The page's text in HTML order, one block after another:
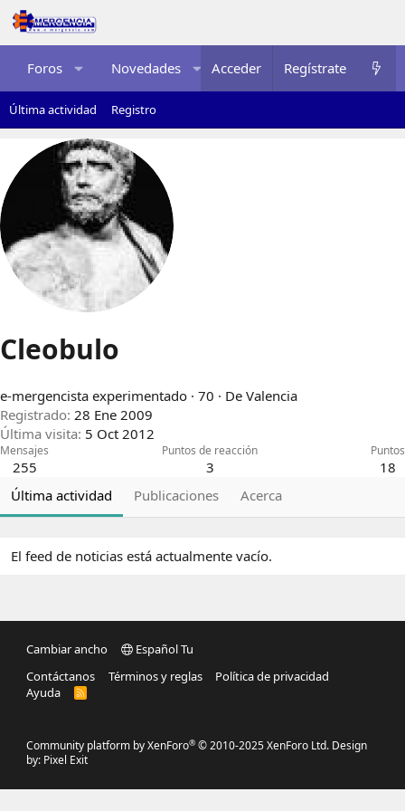
Foros Novedades Multimedia Recursos
Acceder Regístrate
Última actividad Registro
Cleobulo
e-mergencista experimentado · 70 · De Valencia
Registrado 28 Ene 2009
Última visita 5 Oct 2012
Mensajes
255
Puntos de reacción
3
Puntos
18
Última actividad
Publicaciones Acerca
El feed de noticias está actualmente vacío.
Cambiar ancho
Español Tu
Contáctanos
Términos y reglas
Política de privacidad
Ayuda
R
Community platform by XenForo® © 2010-2025 XenForo Ltd. Design
by: Pixel Exit